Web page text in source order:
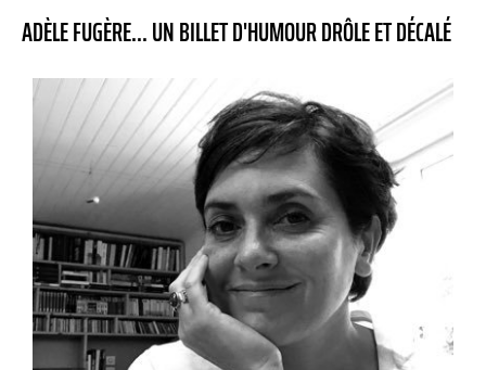
ADÈLE FUGÈRE... UN BILLET D'HUMOUR DRÔLE ET DÉCALÉ